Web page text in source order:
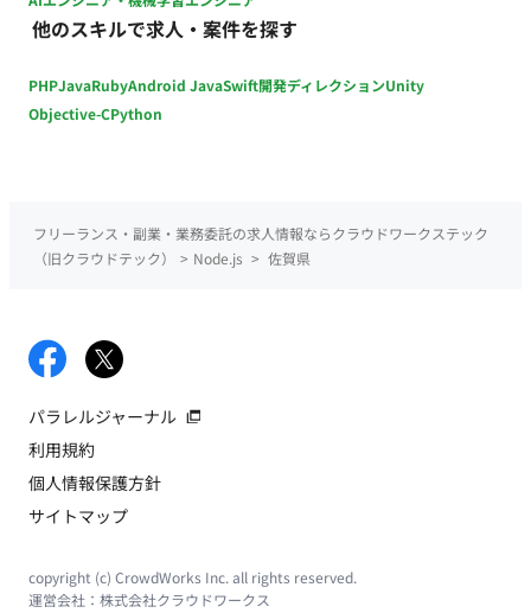
他のスキルで求人・案件を探す
PHPJavaRubyAndroid JavaSwift開発ディレクションUnity
Objective-CPython
フリーランス・副業・業務委託の求人情報ならクラウドワークステック
（旧クラウドテック）
> Node.js > 佐賀県
パラレルジャーナル
利用規約
個人情報保護方針
サイトマップ
copyright (c) CrowdWorks Inc. all rights reserved.
運営会社： 株式会社クラウドワークス